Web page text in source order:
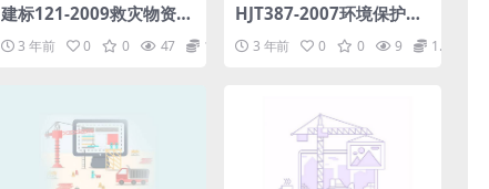
建标121-2009救灾物资储
pdf3 年前 0 0 47 1.98
HJT387-2007环境保护标
3 年前 0 0 9 1.98